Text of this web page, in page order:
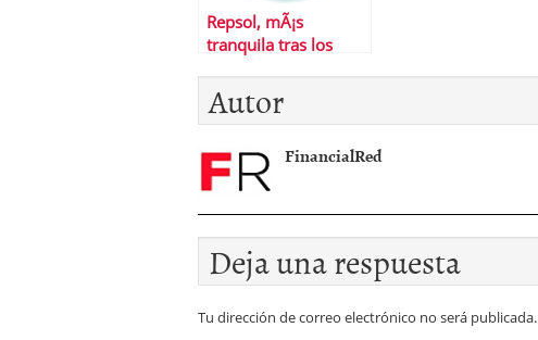
Repsol, mÃ¡s
tranquila tras los
Autor
FinancialRed
Deja una respuesta
Tu dirección de correo electrónico no será publicada.